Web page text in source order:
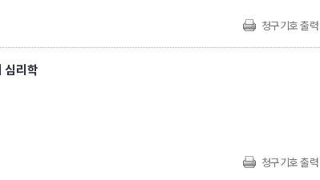
청구기호 출력
심리학
청구기호 출력